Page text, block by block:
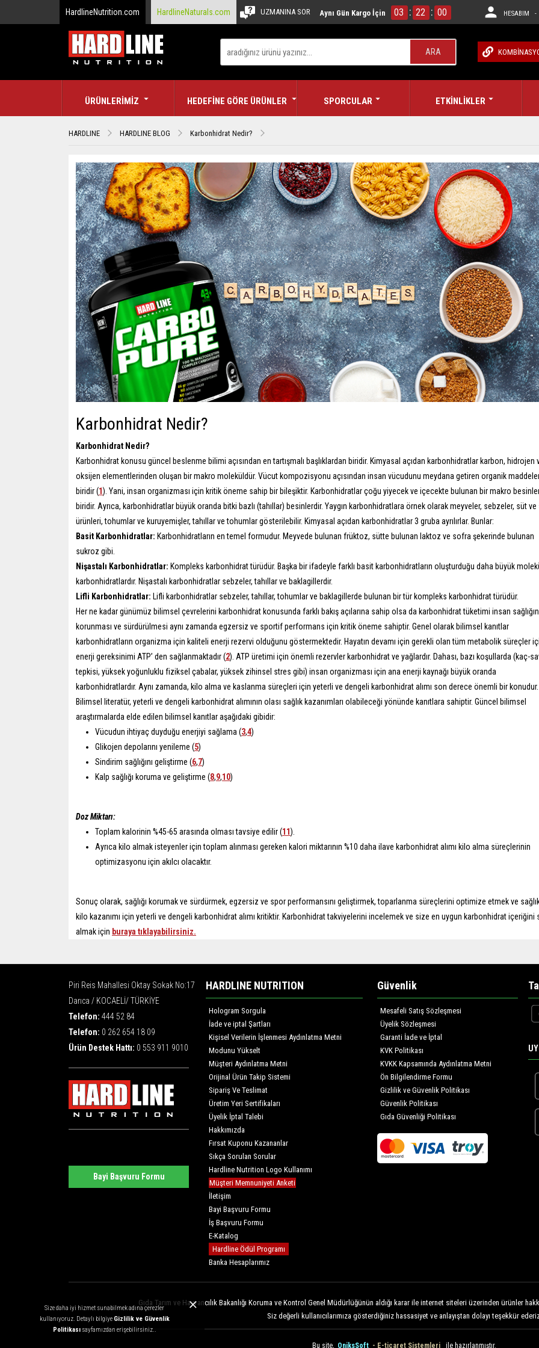
Size daha iyi hizmet sunabilmek adına çerezler
kullanıyoruz. Detaylı bilgiye Gizlilik ve Güvenlik
Politikasısayfamızdan erişebilirsiniz..
HardlineNutrition.com HardlineNaturals.com Aynı Gün Kargo İçin 03 : 22 : 00
UZMANINA SOR HESABIM
ARA
ÜRÜNLERİMİZ HEDEFİNE GÖRE ÜRÜNLER SPORCULAR ETKİNLİKLER
HARDLINE HARDLINE BLOG Karbonhidrat Nedir?
Karbonhidrat Nedir?
Karbonhidrat Nedir?
Karbonhidrat konusu güncel beslenme bilimi açısından en tartışmalı başlıklardan biridir. Kimyasal açıdan karbonhidratlar karbon, hidrojen
oksijen elementlerinden oluşan bir makro moleküldür. Vücut kompozisyonu açısından insan vücudunu meydana getiren organik
biridir (1). Yani, insan organizması için kritik öneme sahip bir bileşiktir. Karbonhidratlar çoğu yiyecek ve içecekte bulunan bir makro
biridir. Ayrıca, karbonhidratlar büyük oranda bitki bazlı (tahıllar) besinlerdir. Yaygın karbonhidratlara örnek olarak meyveler, sebzeler, süt ve
ürünleri, tohumlar ve kuruyemişler, tahıllar ve tohumlar gösterilebilir. Kimyasal açıdan karbonhidratlar 3 gruba ayrılırlar. Bunlar:
Basit Karbonhidratlar: Karbonhidratların en temel formudur. Meyvede bulunan früktoz, sütte bulunan laktoz ve sofra şekerinde bulunan
sukroz gibi.
Nişastalı Karbonhidratlar: Kompleks karbonhidrat türüdür. Başka bir ifadeyle farklı basit karbonhidratların oluşturduğu daha büyük
karbonhidratlardır. Nişastalı karbonhidratlar sebzeler, tahıllar ve baklagillerdir.
Lifli Karbonhidratlar: Lifli karbonhidratlar sebzeler, tahıllar, tohumlar ve baklagillerde bulunan bir tür kompleks karbonhidrat türüdür.
Her ne kadar günümüz bilimsel çevrelerini karbonhidrat konusunda farklı bakış açılarına sahip olsa da karbonhidrat tüketimi insan
korunması ve sürdürülmesi aynı zamanda egzersiz ve sportif performans için kritik öneme sahiptir. Genel olarak bilimsel kanıtlar
karbonhidratların organizma için kaliteli enerji rezervi olduğunu göstermektedir. Hayatın devamı için gerekli olan tüm metabolik süreçler
enerji gereksinimi ATP’ den sağlanmaktadır (2). ATP üretimi için önemli rezervler karbonhidrat ve yağlardır. Dahası, bazı koşullarda (kaç-
tepkisi, yüksek yoğunluklu fiziksel çabalar, yüksek zihinsel stres gibi) insan organizması için ana enerji kaynağı büyük oranda
karbonhidratlardır. Aynı zamanda, kilo alma ve kaslanma süreçleri için yeterli ve dengeli karbonhidrat alımı son derece önemli bir konudur.
Bilimsel literatür, yeterli ve dengeli karbonhidrat alımının olası sağlık kazanımları olabileceği yönünde kanıtlara sahiptir. Güncel bilimsel
araştırmalarda elde edilen bilimsel kanıtlar aşağıdaki gibidir:
Vücudun ihtiyaç duyduğu enerjiyi sağlama (3,4)
Glikojen depolarını yenileme (5)
Sindirim sağlığını geliştirme (6,7)
Kalp sağlığı koruma ve geliştirme (8,9,10)
Doz Miktarı:
Toplam kalorinin %45-65 arasında olması tavsiye edilir (11).
Ayrıca kilo almak isteyenler için toplam alınması gereken kalori miktarının %10 daha ilave karbonhidrat alımı kilo alma süreçlerinin
optimizasyonu için akılcı olacaktır.
Sonuç olarak, sağlığı korumak ve sürdürmek, egzersiz ve spor performansını geliştirmek, toparlanma süreçlerini optimize etmek ve
kilo kazanımı için yeterli ve dengeli karbonhidrat alımı kritiktir. Karbonhidrat takviyelerini incelemek ve size en uygun karbonhidrat içeriğini
almak için buraya tıklayabilirsiniz.
Piri Reis Mahallesi Oktay Sokak No:17
Darıca / KOCAELİ/ TÜRKİYE
Telefon: 444 52 84
Telefon: 0 262 654 18 09
Ürün Destek Hattı: 0 553 911 9010
Bayi Başvuru Formu
HARDLINE NUTRITION
Hologram Sorgula
İade ve iptal Şartları
Kişisel Verilerin İşlenmesi Aydınlatma Metni
Modunu Yükselt
Müşteri Aydınlatma Metni
Orijinal Ürün Takip Sistemi
Sipariş Ve Teslimat
Üretim Yeri Sertifikaları
Üyelik İptal Talebi
Hakkımızda
Fırsat Kuponu Kazananlar
Sıkça Sorulan Sorular
Hardline Nutrition Logo Kullanımı
Müşteri Memnuniyeti Anketi
İletişim
Bayi Başvuru Formu
İş Başvuru Formu
E-Katalog
Hardline Ödül Programı
Banka Hesaplarımız
Güvenlik
Mesafeli Satış Sözleşmesi
Üyelik Sözleşmesi
Garanti İade ve İptal
KVK Politikası
KVKK Kapsamında Aydınlatma Metni
Ön Bilgilendirme Formu
Gizlilik ve Güvenlik Politikası
Güvenlik Politikası
Gıda Güvenliği Politikası
Gıda Tarım ve Hayvancılık Bakanlığı Koruma ve Kontrol Genel Müdürlüğünün aldığı karar ile internet siteleri üzerinden ürünler
Siz değerli kullanıcılarımıza gösterdiğiniz hassasiyet ve anlayıştan dolayı teşekkür
Bu site, OniksSoft - E-ticaret Sistemleri ile hazırlanmıştır.